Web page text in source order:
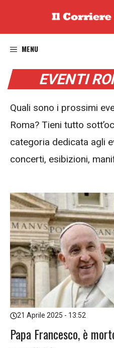
MENU
EVENTI
Quali sono i prossimi
Roma? Tieni tutto
categoria dedicata agli
concerti, esibizioni,
21 Aprile 2025 - 13:52
Papa Francesco, è